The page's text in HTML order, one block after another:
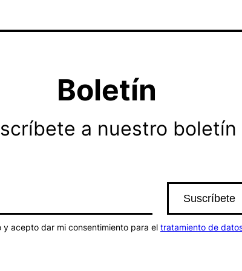
Boletín
a nuestro boletín
y acepto dar mi consentimiento para el tratamiento de